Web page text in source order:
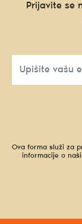
Prijavite se
Ova forma služi za
informacije o